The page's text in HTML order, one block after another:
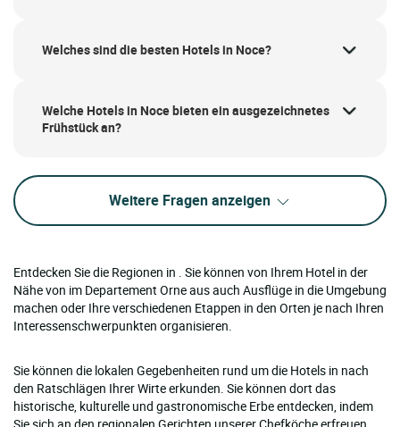
Welches sind die besten Hotels in Noce?
Welche Hotels in Noce bieten ein ausgezeichnetes
Frühstück an?
Weitere Fragen anzeigen
Entdecken Sie die Regionen in . Sie können von Ihrem Hotel in der
Nähe von im Departement Orne aus auch Ausflüge in die Umgebung
machen oder Ihre verschiedenen Etappen in den Orten je nach Ihren
Interessenschwerpunkten organisieren.
Sie können die lokalen Gegebenheiten rund um die Hotels in nach
den Ratschlägen Ihrer Wirte erkunden. Sie können dort das
historische, kulturelle und gastronomische Erbe entdecken, indem
Sie sich an den regionalen Gerichten unserer Chefköche erfreuen.